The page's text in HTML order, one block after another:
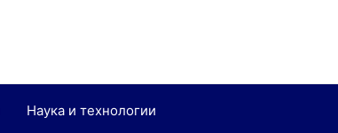
Наука и технологии